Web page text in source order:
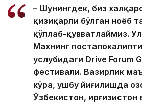
– Шунингдек, биз
қизиқарли бўлган ноёб
қўллаб-қувватлаймиз.
Maxнинг
услубидаги Drive Forum
фестивали. Вазирлик
кўра, ушбу йиғилишда
Ўзбекистон,